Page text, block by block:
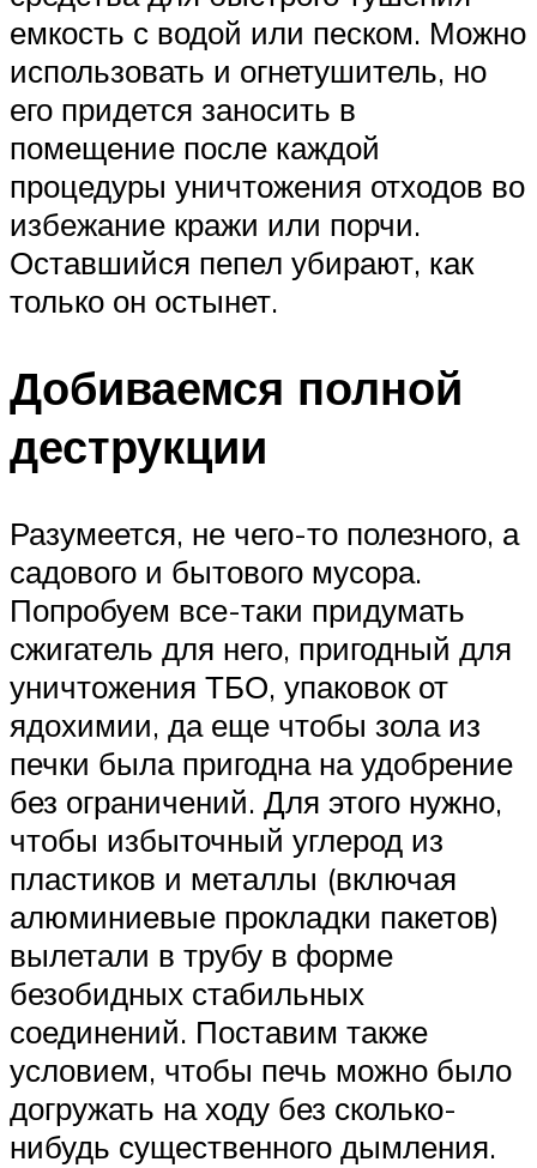
емкость с водой или песком. Можно
использовать и огнетушитель, но
его придется заносить в
помещение после каждой
процедуры уничтожения отходов во
избежание кражи или порчи.
Оставшийся пепел убирают, как
только он остынет.
Добиваемся полной
деструкции
Разумеется, не чего-то полезного, а
садового и бытового мусора.
Попробуем все-таки придумать
сжигатель для него, пригодный для
уничтожения ТБО, упаковок от
ядохимии, да еще чтобы зола из
печки была пригодна на удобрение
без ограничений. Для этого нужно,
чтобы избыточный углерод из
пластиков и металлы (включая
алюминиевые прокладки пакетов)
вылетали в трубу в форме
безобидных стабильных
соединений. Поставим также
условием, чтобы печь можно было
догружать на ходу без сколько-
нибудь существенного дымления.